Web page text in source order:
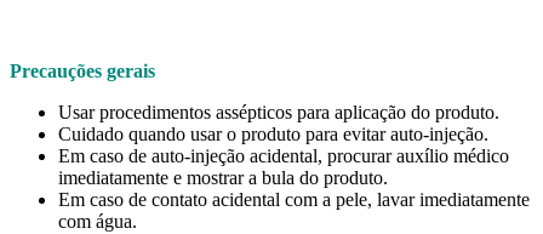
Precauções gerais
Usar procedimentos assépticos para aplicação do produto.
Cuidado quando usar o produto para evitar auto-injeção.
Em caso de auto-injeção acidental, procurar auxílio médico
imediatamente e mostrar a bula do produto.
Em caso de contato acidental com a pele, lavar imediatamente
com água.